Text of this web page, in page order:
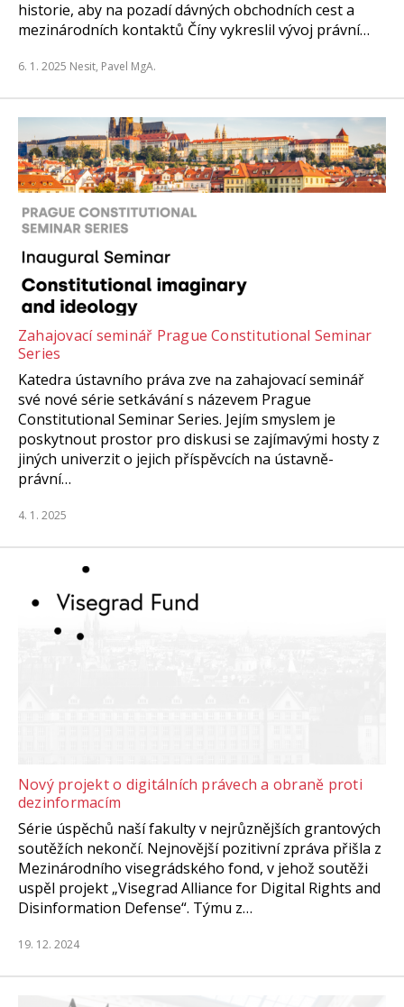
historie, aby na pozadí dávných obchodních cest a
mezinárodních kontaktů Číny vykreslil vývoj právní…
6. 1. 2025 Nesit, Pavel MgA.
Zahajovací seminář Prague Constitutional Seminar
Series
Katedra ústavního práva zve na zahajovací seminář
své nové série setkávání s názevem Prague
Constitutional Seminar Series. Jejím smyslem je
poskytnout prostor pro diskusi se zajímavými hosty z
jiných univerzit o jejich příspěvcích na ústavně-
právní…
4. 1. 2025
Nový projekt o digitálních právech a obraně proti
dezinformacím
Série úspěchů naší fakulty v nejrůznějších grantových
soutěžích nekončí. Nejnovější pozitivní zpráva přišla z
Mezinárodního visegrádského fond, v jehož soutěži
uspěl projekt „Visegrad Alliance for Digital Rights and
Disinformation Defense“. Týmu z…
19. 12. 2024